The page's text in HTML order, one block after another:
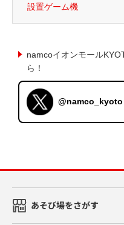
設置ゲーム機
namcoイオンモール
ら！
@namco_kyoto
あそび場をさがす